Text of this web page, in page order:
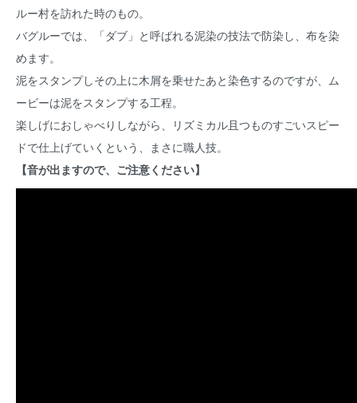
ルー村を訪れた時のもの。
バグルーでは、「ダブ」と呼ばれる泥染の技法で防染し、布を染
めます。
泥をスタンプしその上に木屑を乗せたあと染色するのですが、ム
ービーは泥をスタンプする工程。
楽しげにおしゃべりしながら、リズミカル且つものすごいスピー
ドで仕上げていくという、まさに職人技。
【音が出ますので、ご注意ください】